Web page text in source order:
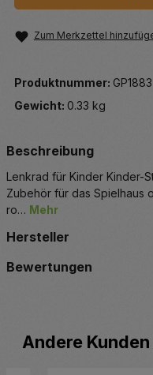
Zum Merkzettel
Produktnummer: GP1883
Gewicht: 0.33 kg
Beschreibung
Lenkrad für Kinder Kinder-
Zubehör für das Spielhaus
ro… Mehr
Hersteller
Bewertungen
Produktgalerie
Andere